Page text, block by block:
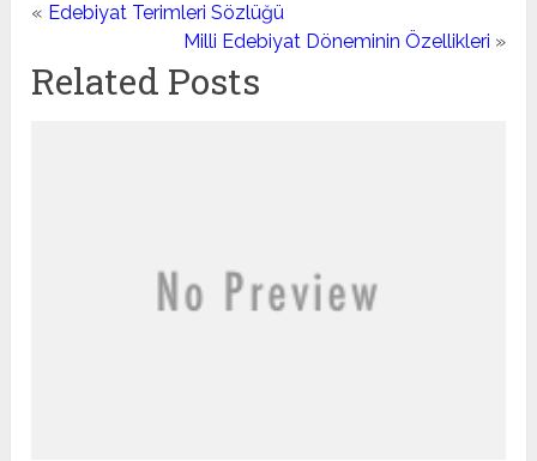
« Edebiyat Terimleri Sözlüğü
Milli Edebiyat Döneminin Özellikleri »
Related Posts